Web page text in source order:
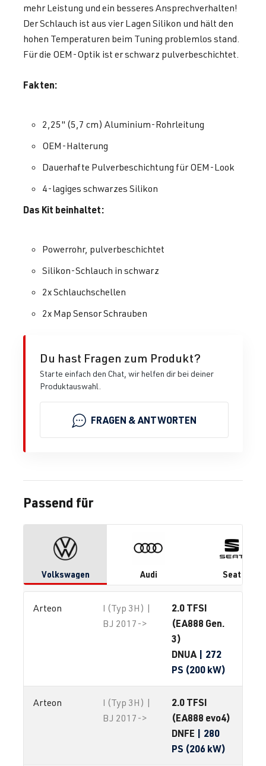
mehr Leistung und ein besseres Ansprechverhalten!
Der Schlauch ist aus vier Lagen Silikon und hält den
hohen Temperaturen beim Tuning problemlos stand.
Für die OEM-Optik ist er schwarz pulverbeschichtet.
Fakten:
2,25" (5,7 cm) Aluminium-Rohrleitung
OEM-Halterung
Dauerhafte Pulverbeschichtung für OEM-Look
4-lagiges schwarzes Silikon
Das Kit beinhaltet:
Powerrohr, pulverbeschichtet
Silikon-Schlauch in schwarz
2x Schlauchschellen
2x Map Sensor Schrauben
Du hast Fragen zum Produkt?
Starte einfach den Chat, wir helfen dir bei deiner
Produktauswahl.
FRAGEN & ANTWORTEN
Passend für
Volkswagen Audi Seat
Arteon
I (Typ 3H) |
BJ 2017->
2.0 TFSI
(EA888 Gen.
3)
DNUA | 272
PS (200 kW)
Arteon
I (Typ 3H) |
BJ 2017->
2.0 TFSI
(EA888 evo4)
DNFE | 280
PS (206 kW)